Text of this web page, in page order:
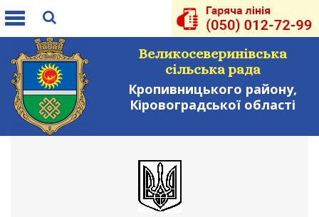
Toggle
Великосеверинівська
сільська рада
Кропивницького району,
Кіровоградської області